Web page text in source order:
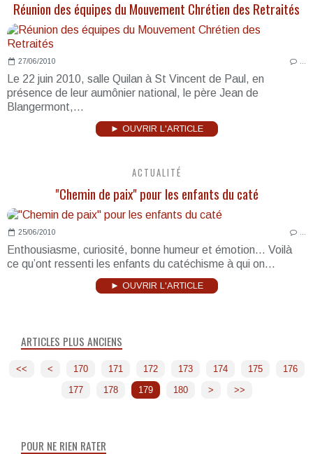
Réunion des équipes du Mouvement Chrétien des Retraités
27/06/2010
Le 22 juin 2010, salle Quilan à St Vincent de Paul, en
présence de leur aumônier national, le père Jean de
Blangermont,...
► OUVRIR L'ARTICLE
ACTUALITÉ
"Chemin de paix" pour les enfants du caté
25/06/2010
Enthousiasme, curiosité, bonne humeur et émotion... Voilà
ce qu’ont ressenti les enfants du catéchisme à qui on...
► OUVRIR L'ARTICLE
ARTICLES PLUS ANCIENS
<< < 100
110
120
130
140
150
160
170 171 172 173 174 175
176
177
178 179 180 190
> >>
POUR NE RIEN RATER